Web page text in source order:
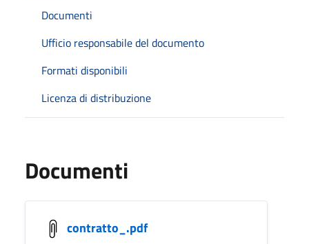
Documenti
Ufficio responsabile del documento
Formati disponibili
Licenza di distribuzione
Documenti
contratto_.pdf